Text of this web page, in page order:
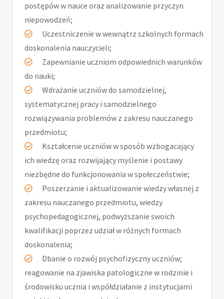
postępów w nauce oraz analizowanie przyczyn
niepowodzeń;
Uczestniczenie w wewnątrz szkolnych formach
doskonalenia nauczycieli;
Zapewnianie uczniom odpowiednich warunków
do nauki;
Wdrażanie uczniów do samodzielnej,
systematycznej pracy i samodzielnego
rozwiązywania problemów z zakresu nauczanego
przedmiotu;
Kształcenie uczniów w sposób wzbogacający
ich wiedzę oraz rozwijający myślenie i postawy
niezbędne do funkcjonowania w społeczeństwie;
Poszerzanie i aktualizowanie wiedzy własnej z
zakresu nauczanego przedmiotu, wiedzy
psychopedagogicznej, podwyższanie swoich
kwalifikacji poprzez udział w różnych formach
doskonalenia;
Dbanie o rozwój psychofizyczny uczniów;
reagowanie na zjawiska patologiczne w rodzinie i
środowisku ucznia i współdziałanie z instytucjami